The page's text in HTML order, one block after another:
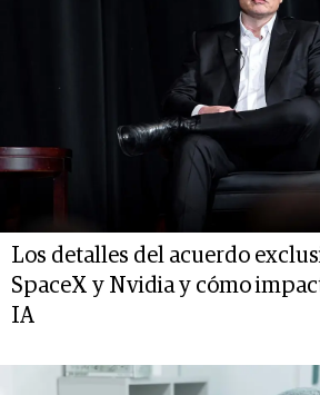
Los detalles del acuerdo
SpaceX y Nvidia y cómo
IA